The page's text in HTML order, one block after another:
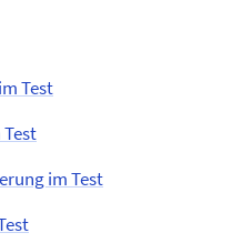
Test
im Test